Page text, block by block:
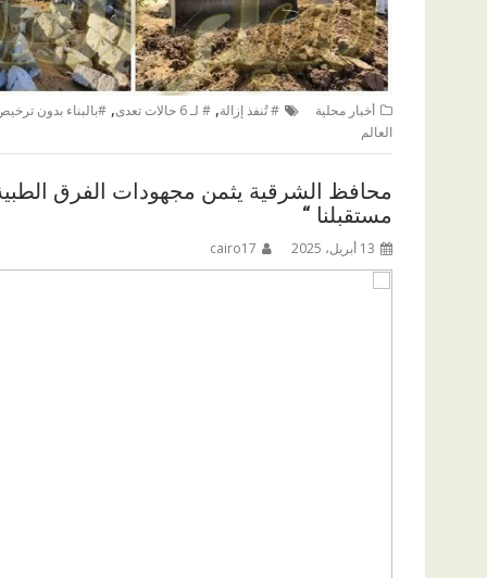
أخبار محلية # تُنفذ إزالة, # لـ 6 حالات تعدى , #بالبناء بدون
العالم
محافظ الشرقية يثمن مجهودات الفرق
مستقبلنا “
13 أبريل، 2025 cairo17